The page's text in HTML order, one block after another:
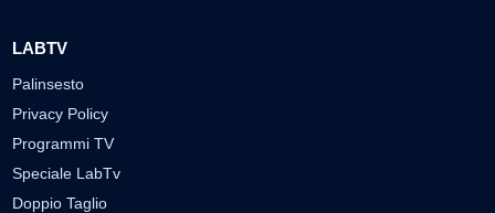
LABTV
Palinsesto
Privacy Policy
Programmi TV
Speciale LabTv
Doppio Taglio